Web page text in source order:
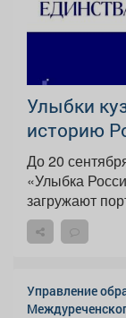
Улыбки
историю
До 20
«Улыбка
загружают
Управление